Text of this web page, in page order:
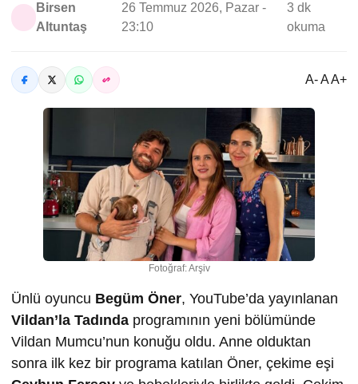
Birsen
Altuntaş
26 Temmuz 2026, Pazar -
23:10
3 dk
okuma
A- A A+
Fotoğraf: Arşiv
Ünlü oyuncu Begüm Öner, YouTube’da yayınlanan
Vildan’la Tadında programının yeni bölümünde
Vildan Mumcu’nun konuğu oldu. Anne olduktan
sonra ilk kez bir programa katılan Öner, çekime eşi